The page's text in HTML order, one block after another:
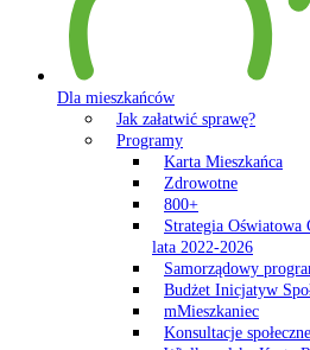
Dla mieszkańców
Jak załatwić sprawę?
Programy
Karta Mieszkańca
Zdrowotne
800+
Strategia Oświatowa
lata 2022-2026
Samorządowy
Budżet Inicjatyw
mMieszkaniec
Konsultacje społeczne